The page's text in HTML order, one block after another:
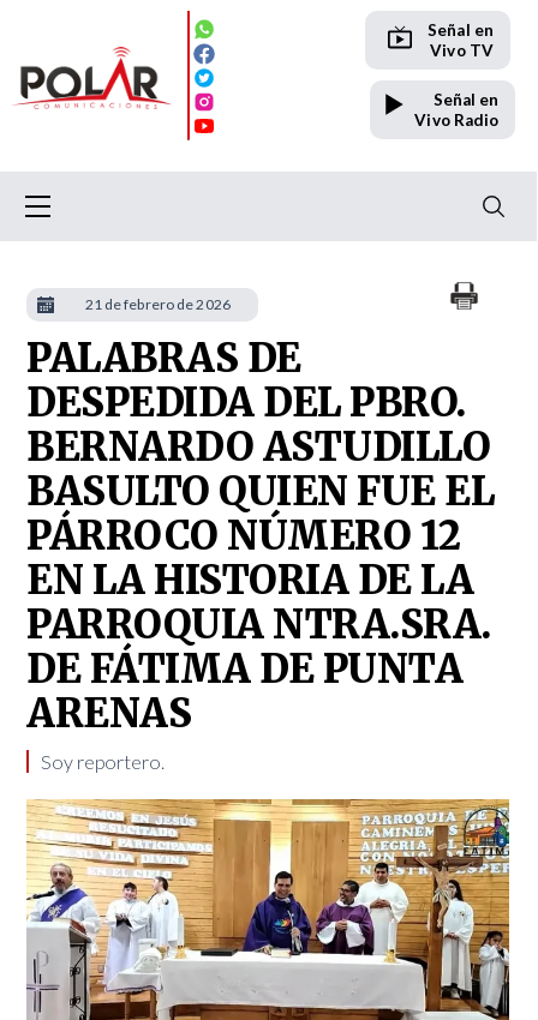
Señal en
Vivo TV
Señal en
Vivo Radio
PALABRAS DE
DESPEDIDA DEL PBRO.
BERNARDO ASTUDILLO
BASULTO QUIEN FUE EL
PÁRROCO NÚMERO 12
EN LA HISTORIA DE LA
PARROQUIA NTRA.SRA.
DE FÁTIMA DE PUNTA
ARENAS
Soy reportero.
21 de febrero de 2026